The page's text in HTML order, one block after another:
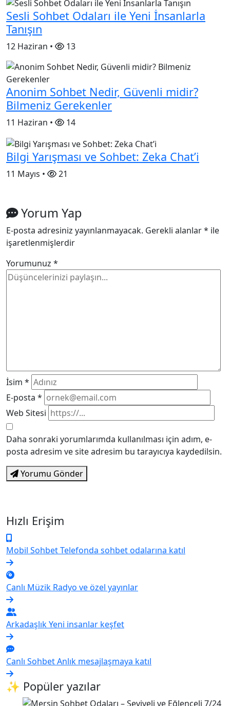
Sesli Sohbet Odaları ile Yeni İnsanlarla
Tanışın
12 Haziran • 13
Anonim Sohbet Nedir, Güvenli midir?
Bilmeniz Gerekenler
11 Haziran • 14
Bilgi Yarışması ve Sohbet: Zeka Chat’i
11 Mayıs • 21
Yorum Yap
E-posta adresiniz yayınlanmayacak. Gerekli alanlar* ile
işaretlenmişlerdir
Yorumunuz *
İsim *
E-posta *
Web Sitesi
Daha sonraki yorumlarımda kullanılması için adım, e-
posta adresim ve site adresim bu tarayıcıya kaydedilsin.
Yorumu Gönder
Hızlı Erişim
Mobil SohbetTelefonda sohbet odalarına katıl
Canlı Müzik Radyo ve özel yayınlar
ArkadaşlıkYeni insanlar keşfet
Canlı SohbetAnlık mesajlaşmaya katıl
✨ Popüler yazılar